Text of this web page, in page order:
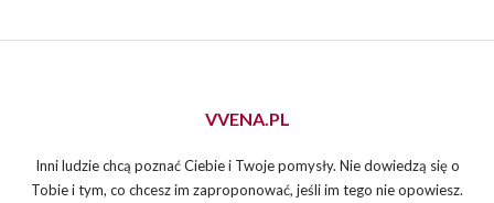
VVENA.PL
Inni ludzie chcą poznać Ciebie i Twoje pomysły. Nie dowiedzą się o
Tobie i tym, co chcesz im zaproponować, jeśli im tego nie opowiesz.